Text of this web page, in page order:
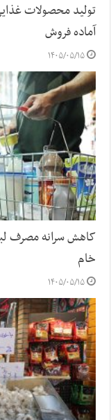
تولید محصولات
آماده فروش
۱۴۰۵/۰۵/۱۵
کاهش سرانه مصرف
خام
۱۴۰۵/۰۵/۱۵